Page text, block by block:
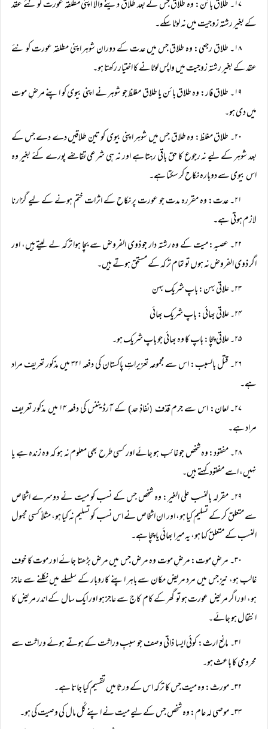
۱۷۔ طلاق بائن: وہ طلاق جس کے بعد طلاق دینے والا اپنی مطلقہ عورت کو نئے عقد
کے بغیر رشتہ زوجیت میں نہ لوٹا سکے۔
۱۸۔ طلاق رجعی: وہ طلاق جس میں عدت کے دوران شوہر اپنی مطلقہ عورت کو نئے
عقد کے بغیر رشتہ زوجیت میں واپس لوٹانے کا اختیار رکھتا ہو۔
۱۹۔ طلاق فار: وہ طلاق بائن یا طلاق مغلظ جو شوہر نے اپنی بیوی کو اپنے مرضِ موت
میں دی ہو۔
۲۰۔ طلاق مغلظ: وہ طلاق جس میں شوہر اپنی بیوی کو تین طلاقیں دے دے جس کے
بعد شوہر کے لیے نہ رجوع کا حق باقی رہتا ہے اور نہ ہی شرعی تقاضے پورے کئے بغیر وہ
اس بیوی سے دوبارہ نکاح کر سکتا ہے۔
۲۱۔ عدت: وہ مقررہ مدت جو عورت پر نکاح کے اثرات ختم ہونے کے لیے گزارنا
لازم ہوتی ہے۔
۲۲۔ عصبہ: میت کے وہ رشتہ دار جو ذوی الفروض سے بچا ہوا ترکہ لے لیتے ہیں، اور
اگر ذوی الفروض نہ ہوں تو تمام ترکہ کے مستحق ہوتے ہیں۔
۲۳۔ علاتی بہن: باپ شریک بہن
۲۴۔ علاتی بھائی: باپ شریک بھائی
۲۵۔ علاتی چچا: باپ کا وہ بھائی جو باپ شریک ہو۔
۲۶۔ قتل بالسبب: اس سے مجموعہ تعزیراتِ پاکستان کی دفعہ ۳۲۱ میں مذکور تعریف مراد
ہے۔
۲۷۔ لعان: اس سے جرم قذف
(
نفاذِ حد) کے آرڈیننس کی دفعہ ۱۴ میں مذکور تعریف
مراد ہے۔
۲۸۔ مفقود: وہ شخص جو غائب ہو جائے اور کسی طرح بھی معلوم نہ ہو کہ وہ زندہ ہے یا
نہیں، اسے مفقود کہتے ہیں۔
۲۹۔ مقرلہ بالنسب علی الغیر: وہ شخص جس کے نسب کو میت نے دوسرے اشخاص
سے متعلق کر کے تسلیم کیا ہو، اور ان اشخاص نے اس نسب کو تسلیم نہ کیا ہو، مثلاً‌ کسی مجہول
النسب کے متعلق کہا ہو، یہ میرا بھائی یا چچا ہے۔
۳۰۔ مرضِ موت: مرضِ موت وہ مرض جس میں مرض بڑھتا جائے اور موت کا خوف
غالب ہو، نیز جس میں مرد مریض مکان سے باہر اپنے کاروبار کے سلسلے میں نکلنے سے عاجز
ہو، اور اگر مریض عورت ہو تو گھر کے کام کاج سے عاجز ہو اور ایک سال کے اندر مریض کا
انتقال ہو جائے۔
۳۱۔ مانع ارث: کوئی ایسا ذاتی وصف جو سببِ وراثت کے ہوتے ہوئے وراثت سے
محرومی کا باعث ہو۔
۳۲۔ مورث: وہ میت جس کا ترکہ اس کے ورثا میں تقسیم کیا جاتا ہے۔
۳۳۔ موصی لہ عام: وہ شخص جس کے لیے میت نے اپنے کُل مال کی وصیت کی ہو۔